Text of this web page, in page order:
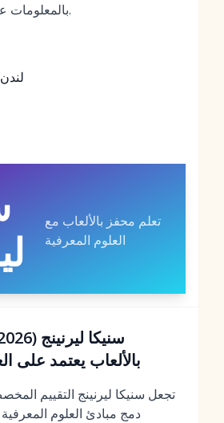
بالمعلومات على المدى الطويل.
تعلم محفز بالألعاب مع
العلوم المعرفية
بالألعاب يعتمد على
تجعل سنيكا ليرنينج التقييم
دمج مبادئ العلوم